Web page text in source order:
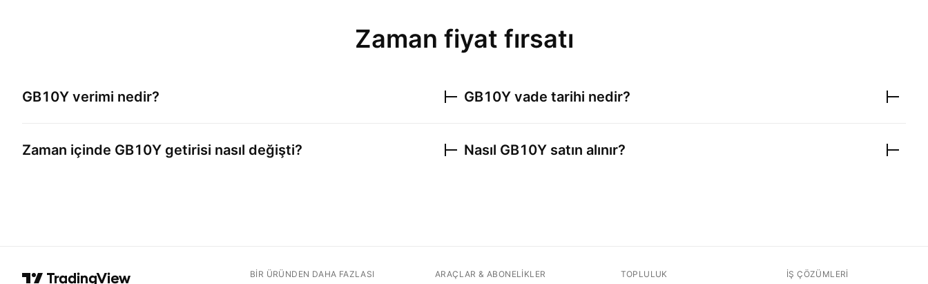
Zaman fiyat fırsatı
GB10Y verimi nedir?
Zaman içinde GB10Y getirisi nasıl değişti?
GB10Y vade tarihi nedir?
Nasıl GB10Y satın alınır?
BIR ÜRÜNDEN DAHA FAZLASI ARAÇLAR & ABONELIKLER TOPLULUK İŞ ÇÖZÜMLERI